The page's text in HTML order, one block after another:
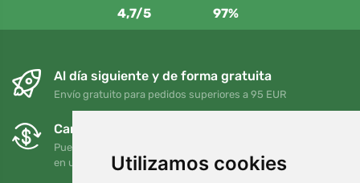
Utilizamos cookies
4,7/5 97%
Al día siguiente y de forma gratuita
Envío gratuito para pedidos superiores a 95 EUR
Cambios y devoluciones gratuitos
Puede devolver o cambiar su pedido en cualquier momento
en un plazo de 90 días